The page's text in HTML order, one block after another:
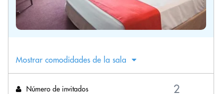
Mostrar comodidades de la sala
Número de invitados